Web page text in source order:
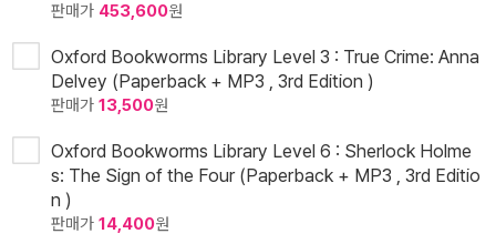
판매가 453,600원
Oxford Bookworms Library Level 3 : True Crime: Anna
Delvey (Paperback + MP3 , 3rd Edition )
판매가 13,500원
Oxford Bookworms Library Level 6 : Sherlock Holme
s: The Sign of the Four (Paperback + MP3 , 3rd Editio
n )
판매가 14,400원